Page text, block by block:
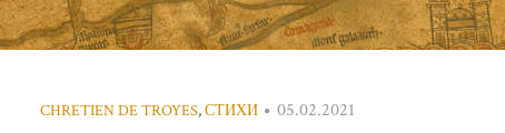
CHRETIEN DE TROYES,СТИХИ 05.02.2021